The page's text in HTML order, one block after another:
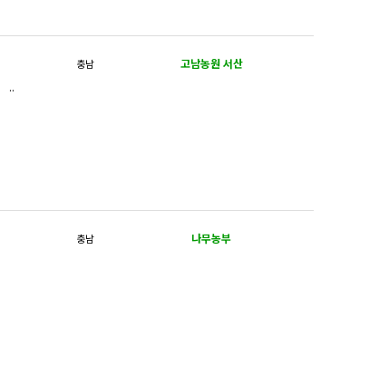
6419-7707 고남농원 ..
충남 고남농원 서산
충남 나무농부